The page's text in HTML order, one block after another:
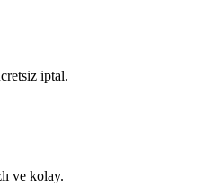
iptal.
ve kolay.